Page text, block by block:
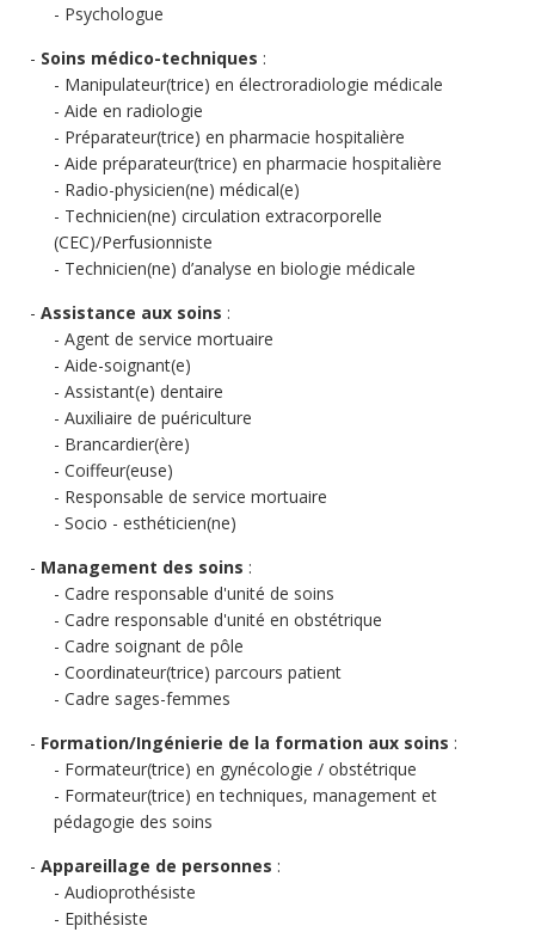
Psychologue
Soins médico-techniques :
Manipulateur(trice) en électroradiologie médicale
Aide en radiologie
Préparateur(trice) en pharmacie hospitalière
Aide préparateur(trice) en pharmacie hospitalière
Radio-physicien(ne) médical(e)
Technicien(ne) circulation extracorporelle
(CEC)/Perfusionniste
Technicien(ne) d’analyse en biologie médicale
Assistance aux soins :
Agent de service mortuaire
Aide-soignant(e)
Assistant(e) dentaire
Auxiliaire de puériculture
Brancardier(ère)
Coiffeur(euse)
Responsable de service mortuaire
Socio - esthéticien(ne)
Management des soins :
Cadre responsable d'unité de soins
Cadre responsable d'unité en obstétrique
Cadre soignant de pôle
Coordinateur(trice) parcours patient
Cadre sages-femmes
Formation/Ingénierie de la formation aux soins :
Formateur(trice) en gynécologie / obstétrique
Formateur(trice) en techniques, management et
pédagogie des soins
Appareillage de personnes :
Audioprothésiste
Epithésiste